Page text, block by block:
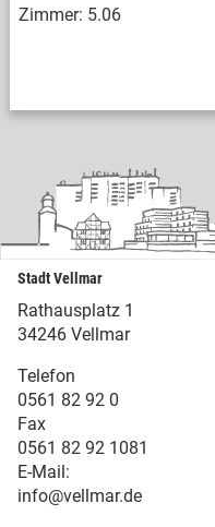
Zimmer: 5.06
Stadt Vellmar
Rathausplatz 1
34246 Vellmar
Telefon
0561 82 92 0
Fax
0561 82 92 1081
E-Mail:
info@vellmar.de